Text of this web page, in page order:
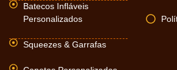
Batecos Infláveis
Personalizados
Squeezes & Garrafas